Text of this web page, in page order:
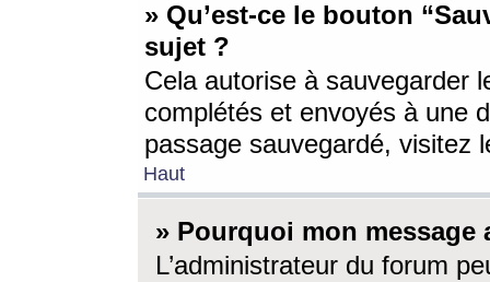
» Qu’est-ce le bouton
sujet ?
Cela autorise à sauvegarder
complétés et envoyés à une
passage sauvegardé, visitez
Haut
» Pourquoi mon message
L’administrateur du forum